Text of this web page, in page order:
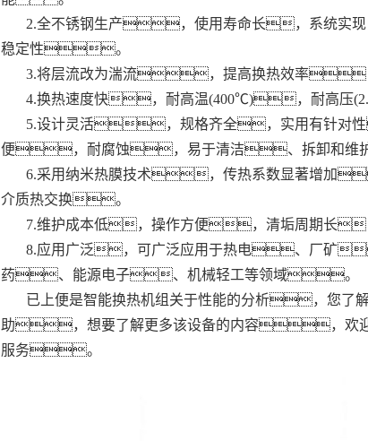
2.全不锈钢生产，使用寿命长，系统实
稳定性。
3.将层流改为湍流，提高换热效率
4.换热速度快，耐高温(400℃)，耐高压
5.设计灵活，规格齐全，实用有针
便，耐腐蚀，易于清洁、拆卸和维
6.采用纳米热膜技术，传热系数显著增加
介质热交换。
7.维护成本低，操作方便，清垢周期长
8.应用广泛，可广泛应用于热电、厂矿
药、能源电子、机械轻工等领域。
已上便是智能换热机组关于性能的分析，您了
助，想要了解更多该设备的内容，欢迎
服务。